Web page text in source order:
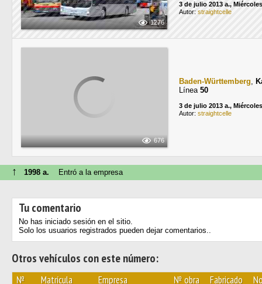
1276
3 de julio 2013 a., Miércoles
Autor: straightcelle
676
Baden-Württemberg,
Línea 50
3 de julio 2013 a., Miércoles
Autor: straightcelle
↑ 1998 a. Entró a la empresa
Tu comentario
No has iniciado sesión en el sitio.
Solo los usuarios registrados pueden dejar comentarios..
Otros vehículos con este número:
№ Matrícula Empresa № obra Fabricado